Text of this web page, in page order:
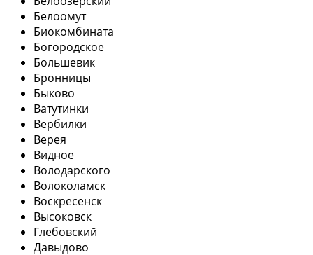
Белоомут
Биокомбината
Богородское
Большевик
Бронницы
Быково
Ватутинки
Вербилки
Верея
Видное
Володарского
Волоколамск
Воскресенск
Высоковск
Глебовский
Давыдово